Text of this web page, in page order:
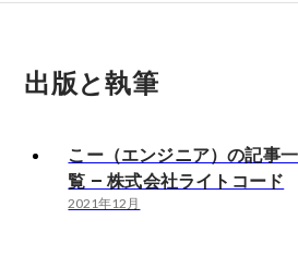
出版と執筆
こー（エンジニア）の記事一
覧 – 株式会社ライトコード
2021年12月